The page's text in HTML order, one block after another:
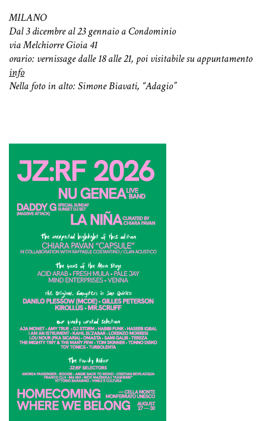
MILANO
Dal 3 dicembre al 23 gennaio a Condominio
via Melchiorre Gioia 41
orario: vernissage dalle 18 alle 21, poi visitabile su appuntamento
info
Nella foto in alto: Simone Biavati, “Adagio”